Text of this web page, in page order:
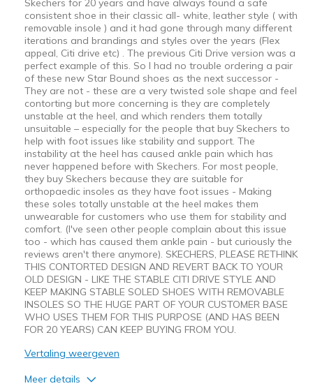
Skechers for 20 years and have always found a safe
consistent shoe in their classic all- white, leather style ( with
removable insole ) and it had gone through many different
iterations and brandings and styles over the years (Flex
appeal, Citi drive etc) . The previous Citi Drive version was a
perfect example of this. So I had no trouble ordering a pair
of these new Star Bound shoes as the next successor -
They are not - these are a very twisted sole shape and feel
contorting but more concerning is they are completely
unstable at the heel, and which renders them totally
unsuitable – especially for the people that buy Skechers to
help with foot issues like stability and support. The
instability at the heel has caused ankle pain which has
never happened before with Skechers. For most people,
they buy Skechers because they are suitable for
orthopaedic insoles as they have foot issues - Making
these soles totally unstable at the heel makes them
unwearable for customers who use them for stability and
comfort. (I've seen other people complain about this issue
too - which has caused them ankle pain - but curiously the
reviews aren't there anymore). SKECHERS, PLEASE RETHINK
THIS CONTORTED DESIGN AND REVERT BACK TO YOUR
OLD DESIGN - LIKE THE STABLE CITI DRIVE STYLE AND
KEEP MAKING STABLE SOLED SHOES WITH REMOVABLE
INSOLES SO THE HUGE PART OF YOUR CUSTOMER BASE
WHO USES THEM FOR THIS PURPOSE (AND HAS BEEN
FOR 20 YEARS) CAN KEEP BUYING FROM YOU.
Vertaling weergeven
Meer details